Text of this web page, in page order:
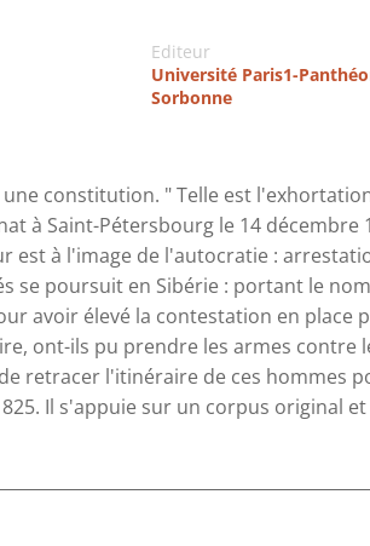
Editeur
Université Paris1-
Sorbonne
constitution. " Telle est
à Saint-Pétersbourg le 14 décembre
est à l'image de l'autocratie :
se poursuit en Sibérie : portant le
avoir élevé la contestation en place
ont-ils pu prendre les armes contre
retracer l'itinéraire de ces hommes
Il s'appuie sur un corpus original